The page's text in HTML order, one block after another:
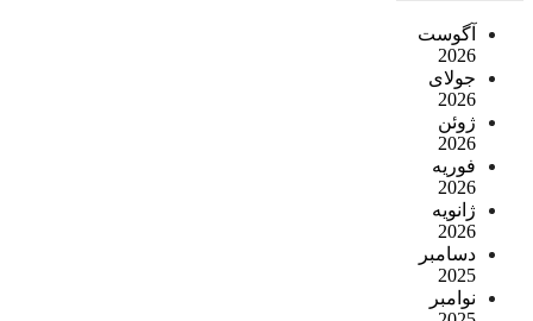
آگوست
2026
جولای
2026
ژوئن
2026
فوریه
2026
ژانویه
2026
دسامبر
2025
نوامبر